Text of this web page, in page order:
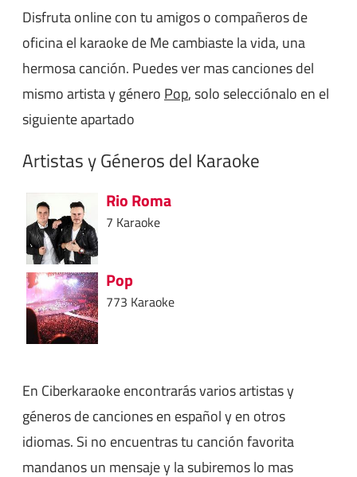
Disfruta online con tu amigos o compañeros de
oficina el karaoke de Me cambiaste la vida, una
hermosa canción. Puedes ver mas canciones del
mismo artista y género Pop, solo selecciónalo en el
siguiente apartado
Artistas y Géneros del Karaoke
Rio Roma
7 Karaoke
Pop
773 Karaoke
En Ciberkaraoke encontrarás varios artistas y
géneros de canciones en español y en otros
idiomas. Si no encuentras tu canción favorita
mandanos un mensaje y la subiremos lo mas